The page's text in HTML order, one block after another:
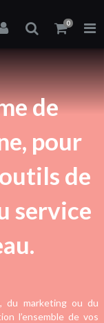
0
de
pour
de
service
du marketing ou du
l’ensemble de vos